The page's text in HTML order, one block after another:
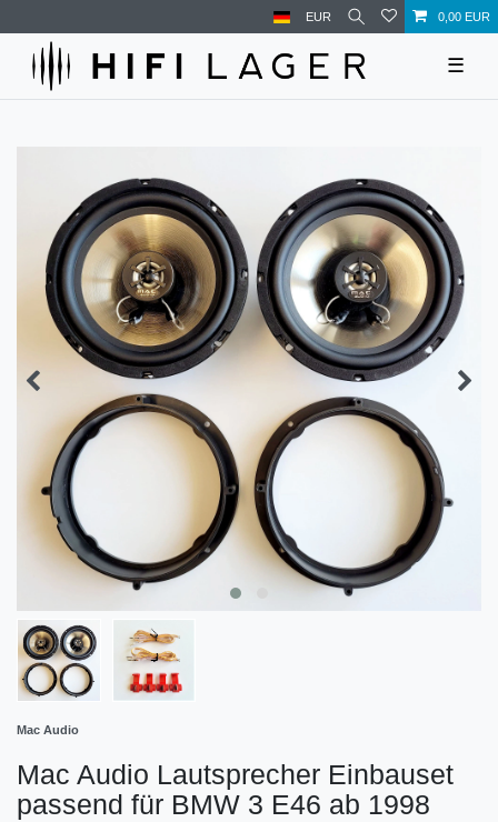
EUR 0,00 EUR
☰
Mac Audio
Mac Audio Lautsprecher Einbauset
passend für BMW 3 E46 ab 1998